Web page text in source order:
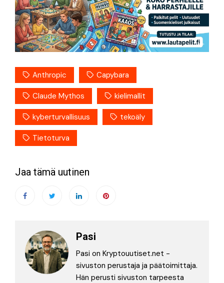
Anthropic Capybara
Claude Mythos kielimallit
kyberturvallisuus tekoäly
Tietoturva
Jaa tämä uutinen
Pasi
Pasi on Kryptouutiset.net -
sivuston perustaja ja päätoimittaja.
Hän perusti sivuston tarpeesta